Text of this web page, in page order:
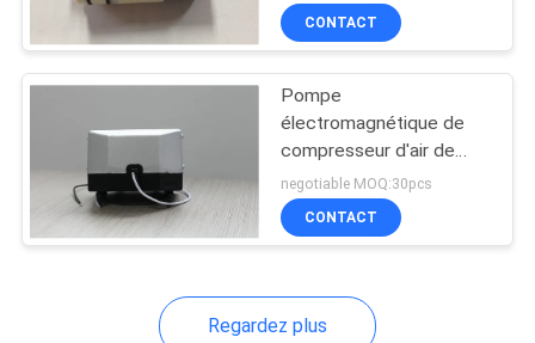
CONTACT
Pompe
électromagnétique de
compresseur d'air de
basse
vibration/compresseur
réglable d'aquarium
negotiable MOQ:30pcs
CONTACT
Regardez plus